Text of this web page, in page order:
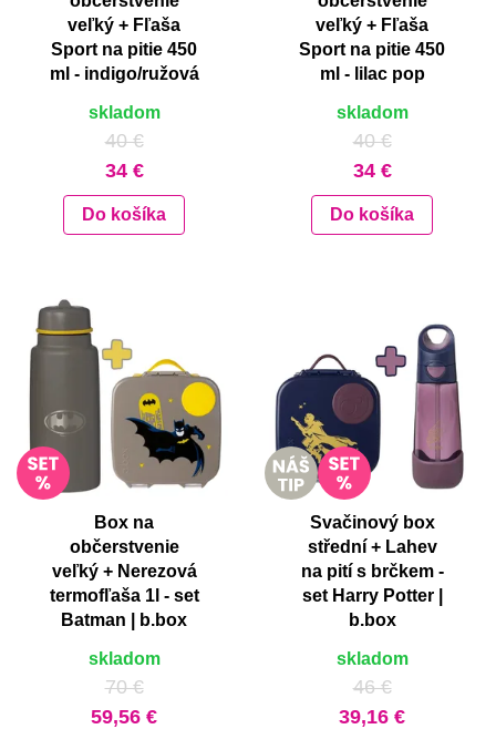
veľký + Fľaša
Sport na pitie 450
ml - indigo/ružová
skladom
40 €
34 €
Do košíka
veľký + Fľaša
Sport na pitie 450
ml - lilac pop
skladom
40 €
34 €
Do košíka
Box na
občerstvenie
veľký + Nerezová
termofľaša 1l - set
Batman | b.box
skladom
70 €
59,56 €
Svačinový box
střední + Lahev
na pití s brčkem -
set Harry Potter |
b.box
skladom
46 €
39,16 €